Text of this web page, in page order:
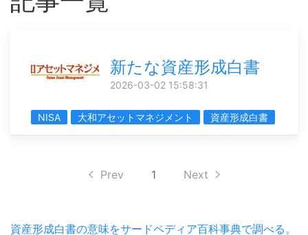
新たな資産形成白書
2026-03-02 15:58:31
NISA 大和アセットマネジメント 資産形成白書
Prev 1 Next
資産形成白書の意味をサードペディア百科事典で調べる。